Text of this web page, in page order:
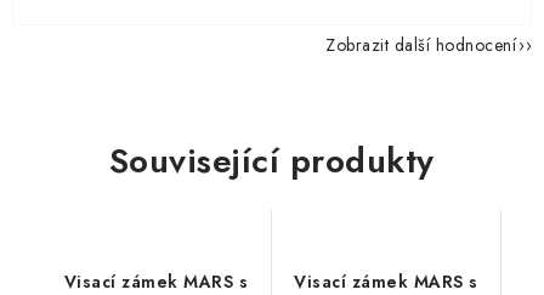
Zobrazit další hodnocení
Související produkty
Visací zámek MARS s
Visací zámek MARS s